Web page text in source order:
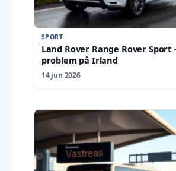
SPORT
Land Rover Range Rover Sport
problem på Irland
14 jun 2026